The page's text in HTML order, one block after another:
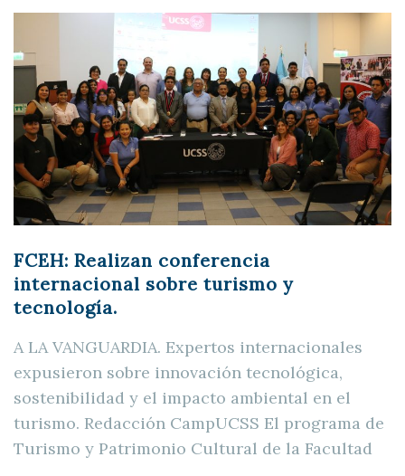
FCEH: Realizan conferencia
internacional sobre turismo y
tecnología.
A LA VANGUARDIA. Expertos internacionales
expusieron sobre innovación tecnológica,
sostenibilidad y el impacto ambiental en el
turismo. Redacción CampUCSS El programa de
Turismo y Patrimonio Cultural de la Facultad